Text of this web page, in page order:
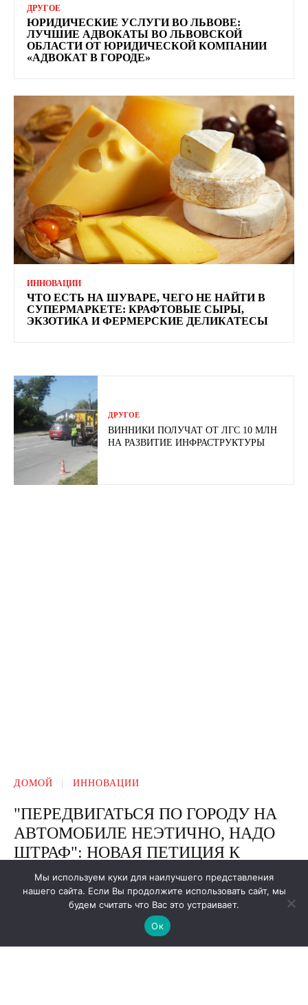
ДРУГОЕ
ЮРИДИЧЕСКИЕ УСЛУГИ ВО ЛЬВОВЕ:
ЛУЧШИЕ АДВОКАТЫ ВО ЛЬВОВСКОЙ
ОБЛАСТИ ОТ ЮРИДИЧЕСКОЙ КОМПАНИИ
«АДВОКАТ В ГОРОДЕ»
ИННОВАЦИИ
ЧТО ЕСТЬ НА ШУВАРЕ, ЧЕГО НЕ НАЙТИ В
СУПЕРМАРКЕТЕ: КРАФТОВЫЕ СЫРЫ,
ЭКЗОТИКА И ФЕРМЕРСКИЕ ДЕЛИКАТЕСЫ
ДРУГОЕ
ВИННИКИ ПОЛУЧАТ ОТ ЛГС 10 МЛН
НА РАЗВИТИЕ ИНФРАСТРУКТУРЫ
Мы используем куки для наилучшего представления
нашего сайта. Если Вы продолжите использовать сайт, мы
будем считать что Вас это устраивает.
Ок